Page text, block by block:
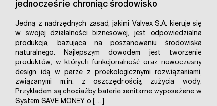
jednocześnie chroniąc środowisko
Jedną z nadrzędnych zasad, jakimi Valvex S.A. kieruje się
w swojej działalności biznesowej, jest odpowiedzialna
produkcja, bazująca na poszanowaniu środowiska
naturalnego. Najlepszym dowodem jest tworzenie
produktów, w których funkcjonalność oraz nowoczesny
design idą w parze z proekologicznymi rozwiązaniami,
związanymi m.in. z oszczędnością zużycia wody.
Przykładem są chociażby baterie sanitarne wyposażane w
System SAVE MONEY o […]